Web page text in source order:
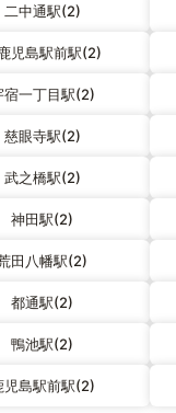
二中通駅(2)
児島駅前駅(2)
宿一丁目駅(2)
慈眼寺駅(2)
武之橋駅(2)
神田駅(2)
田八幡駅(2)
都通駅(2)
鴨池駅(2)
児島駅前駅(2)